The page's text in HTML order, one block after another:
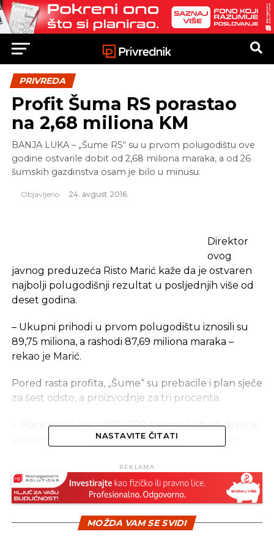
PRIVREDA
Profit Šuma RS porastao
na 2,68 miliona KM
BANJA LUKA – „Šume RS“ su u prvom polugodištu ove
godine ostvarile dobit od 2,68 miliona maraka, a od 26
šumskih gazdinstva osam je bilo u minusu.
Objavljeno 24. avgust 2016.
Direktor
ovog
javnog preduzeća Risto Marić kaže da je ostvaren
najbolji polugodišnji rezultat u posljednjih više od
deset godina.
– Ukupni prihodi u prvom polugodištu iznosili su
89,75 miliona, a rashodi 87,69 miliona maraka –
rekao je Marić.
Pored rasta profita, „Šume“ su prebacile i plan sječe
za šest odsto, a proizvodnje za tri procenta.
– Planirana je sječa 900.000 metara kubnih drveta,
a realizovano je 952.000 metara kubnih. Sličan
898.000 metara kubnih drveta, a ostvareno je
926.000 kubnih metara – rekao je Marić.
šumska gazdinstva „Panos“ iz Višegrada, „Birač“ iz
NASTAVITE ČITATI
REKLAMA
MOŽDA VAM SE SVIDI